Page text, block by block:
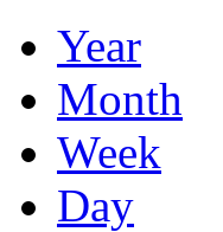
Year
Month
Week
Day